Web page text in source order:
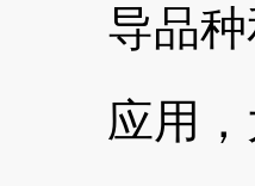
导品
应用